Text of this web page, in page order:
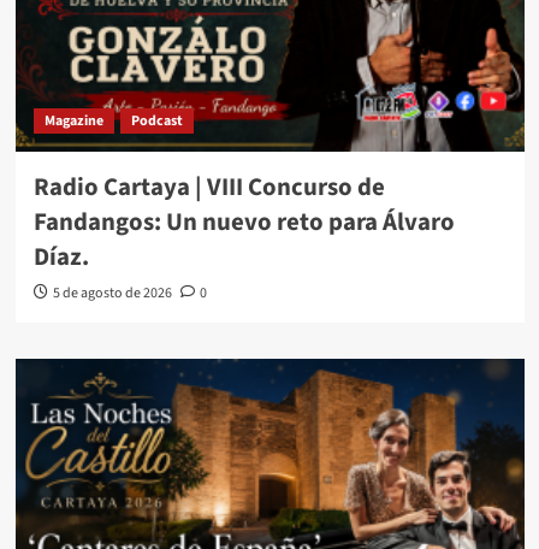
Magazine Podcast
Radio Cartaya | VIII Concurso de
Fandangos: Un nuevo reto para Álvaro
Díaz.
5 de agosto de 2026 0